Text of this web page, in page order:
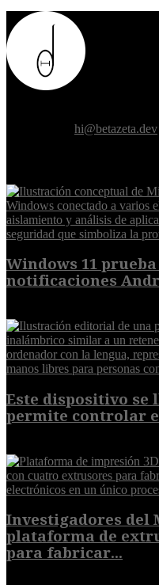
hi@betazeta.dev
Windows 11
notificaciones
Este dispositivo se
permite controlar
Investigadores del
plataforma de
para fabricar...